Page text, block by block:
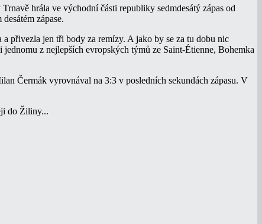
hrála ve východní části republiky sedmdesátý zápas od
zápase.
přivezla jen tři body za remízy. A jako by se za tu dobu nic
z nejlepších evropských týmů ze Saint-Étienne, Bohemka
Čermák vyrovnával na 3:3 v posledních sekundách zápasu. V
do Žiliny...